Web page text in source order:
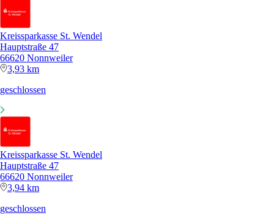
Kreissparkasse St. Wendel
Hauptstraße 47
66620 Nonnweiler
3,93 km
geschlossen
Kreissparkasse St. Wendel
Hauptstraße 47
66620 Nonnweiler
3,94 km
geschlossen